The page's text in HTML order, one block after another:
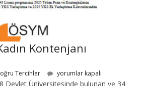
Kontenjanı
Tercihler yorumlar kapalı
Devlet Üniversitesinde bulunan ve 34